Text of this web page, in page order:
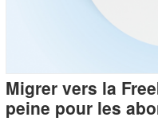
Migrer vers la
peine pour les